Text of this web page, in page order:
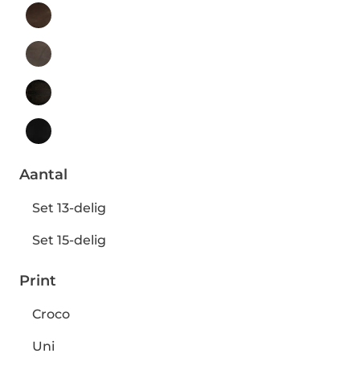
Aantal
Set 13-delig
Set 15-delig
Print
Croco
Uni